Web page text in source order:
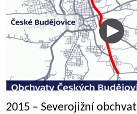
2015 – Severojižní obchvat